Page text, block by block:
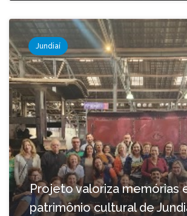
Jundiaí
Projeto valoriza memórias
patrimônio cultural de